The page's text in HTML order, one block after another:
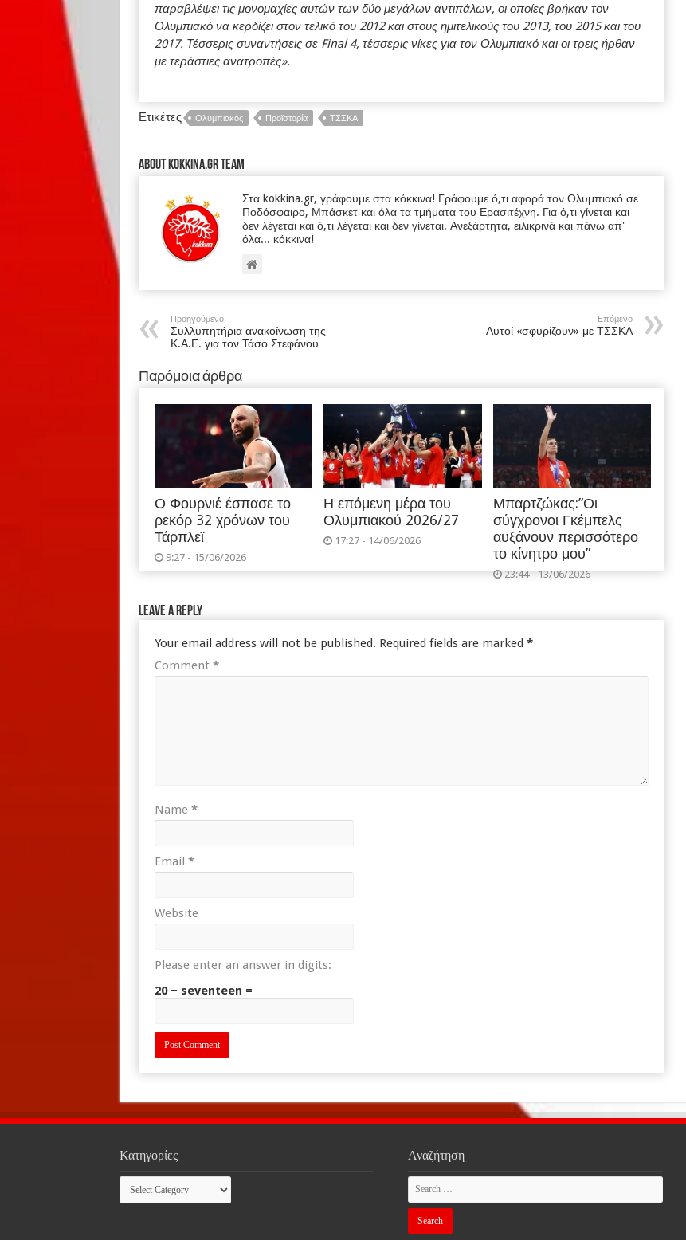
παραβλέψει τις μονομαχίες αυτών των δύο μεγάλων αντιπάλων, οι οποίες βρήκαν τον
Ολυμπιακό να κερδίζει στον τελικό του 2012 και στους ημιτελικούς του 2013, του 2015 και του
2017. Τέσσερις συναντήσεις σε Final 4, τέσσερις νίκες για τον Ολυμπιακό και οι τρεις ήρθαν
με τεράστιες ανατροπές».
Ετικέτες Ολυμπιακός Προϊστορία ΤΣΣΚΑ
About kokkina.gr TEAM
Στα kokkina.gr, γράφουμε στα κόκκινα! Γράφουμε ό,τι αφορά τον Ολυμπιακό σε
Ποδόσφαιρο, Μπάσκετ και όλα τα τμήματα του Ερασιτέχνη. Για ό,τι γίνεται και
δεν λέγεται και ό,τι λέγεται και δεν γίνεται. Ανεξάρτητα, ειλικρινά και πάνω απ'
όλα... κόκκινα!
Προηγούμενο
Συλλυπητήρια ανακοίνωση της
Κ.Α.Ε. για τον Τάσο Στεφάνου
Επόμενο
Αυτοί «σφυρίζουν» με ΤΣΣΚΑ
Παρόμοια άρθρα
Ο Φουρνιέ έσπασε το
ρεκόρ 32 χρόνων του
Τάρπλεϊ
9:27 - 15/06/2026
Η επόμενη μέρα του
Ολυμπιακού 2026/27
17:27 - 14/06/2026
Μπαρτζώκας:”Οι
σύγχρονοι Γκέμπελς
αυξάνουν περισσότερο
το κίνητρο μου”
23:44 - 13/06/2026
Leave a Reply
Your email address will not be published. Required fields are marked *
Comment *
Name *
Email *
Website
Please enter an answer in digits:
20 − seventeen =
Κατηγορίες
Κατηγορίες
Αναζήτηση